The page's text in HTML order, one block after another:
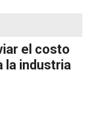
el costo
la industria